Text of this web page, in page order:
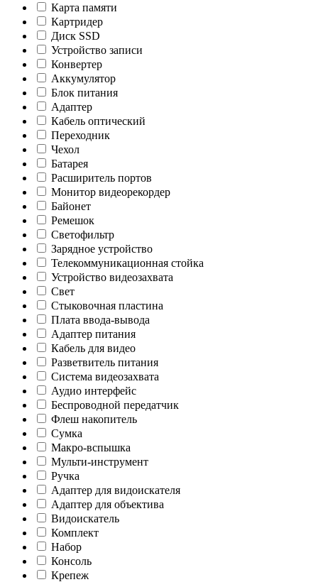
Карта памяти
Картридер
Диск SSD
Устройство записи
Конвертер
Аккумулятор
Блок питания
Адаптер
Кабель оптический
Переходник
Чехол
Батарея
Расширитель портов
Монитор видеорекордер
Байонет
Ремешок
Светофильтр
Зарядное устройство
Телекоммуникационная стойка
Устройство видеозахвата
Свет
Стыковочная пластина
Плата ввода-вывода
Адаптер питания
Кабель для видео
Разветвитель питания
Система видеозахвата
Аудио интерфейс
Беспроводной передатчик
Флеш накопитель
Сумка
Макро-вспышка
Мульти-инструмент
Ручка
Адаптер для видоискателя
Адаптер для объектива
Видоискатель
Комплект
Набор
Консоль
Крепеж